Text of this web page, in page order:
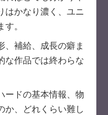
はかなり濃く、ユニ
。
、補給、成長の癖ま
な作品では終わらな
ードの基本情報、物
か、どれくらい難し